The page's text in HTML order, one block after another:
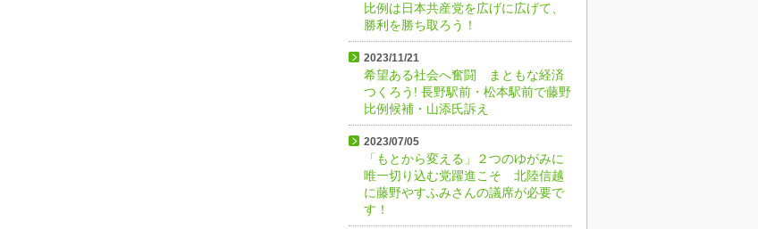
比例は日本共産党を広げに広げて、
勝利を勝ち取ろう！
2023/11/21
希望ある社会へ奮闘 まともな経済
つくろう! 長野駅前・松本駅前で藤野
比例候補・山添氏訴え
2023/07/05
「もとから変える」２つのゆがみに
唯一切り込む党躍進こそ 北陸信越
に藤野やすふみさんの議席が必要で
す！